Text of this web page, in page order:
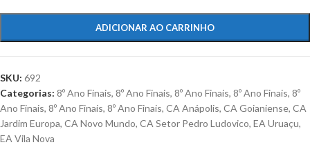
ADICIONAR AO CARRINHO
SKU: 692
Categorias: 8º Ano Finais, 8º Ano Finais, 8º Ano Finais, 8º Ano Finais, 8º
Ano Finais, 8º Ano Finais, 8º Ano Finais, CA Anápolis, CA Goianiense, CA
Jardim Europa, CA Novo Mundo, CA Setor Pedro Ludovico, EA Uruaçu,
EA Vila Nova